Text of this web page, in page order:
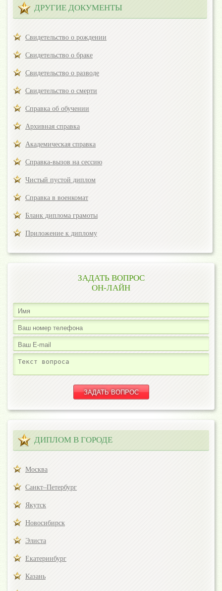
ДРУГИЕ ДОКУМЕНТЫ
Свидетельство о рождении
Свидетельство о браке
Свидетельство о разводе
Свидетельство о смерти
Справка об обучении
Архивная справка
Академическая справка
Справка-вызов на сессию
Чистый пустой диплом
Справка в военкомат
Бланк диплома грамоты
Приложение к диплому
ЗАДАТЬ ВОПРОС
ОН-ЛАЙН
ДИПЛОМ В ГОРОДЕ
Москва
Санкт–Петербург
Якутск
Новосибирск
Элиста
Екатеринбург
Казань